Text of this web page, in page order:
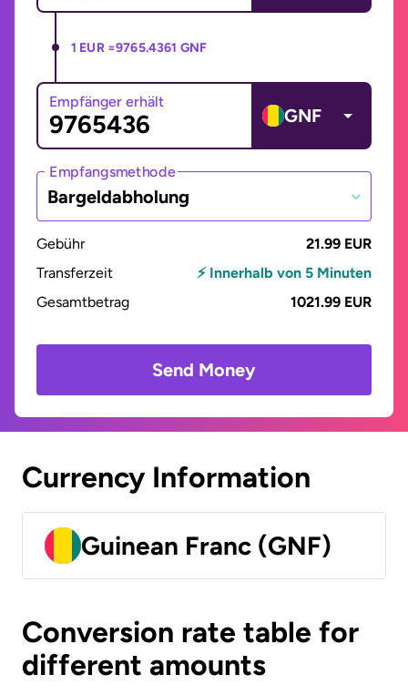
1 EUR =9765.4361 GNF
Empfänger erhält
GNF
Empfangsmethode
Bargeldabholung
Gebühr
21.99 EUR
Transferzeit
⚡ Innerhalb von 5 Minuten
Gesamtbetrag
1021.99 EUR
Send Money
Currency Information
Guinean Franc (GNF)
Conversion rate table for
different amounts